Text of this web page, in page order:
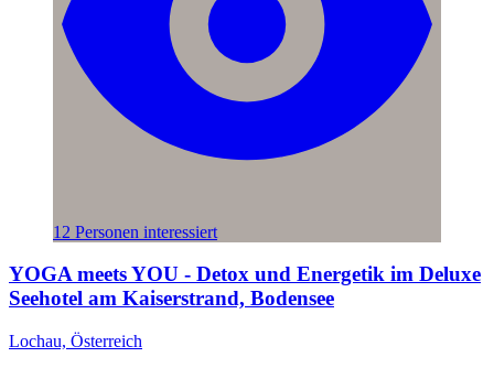
12 Personen interessiert
YOGA meets YOU - Detox und Energetik im Deluxe
Seehotel am Kaiserstrand, Bodensee
Lochau, Österreich